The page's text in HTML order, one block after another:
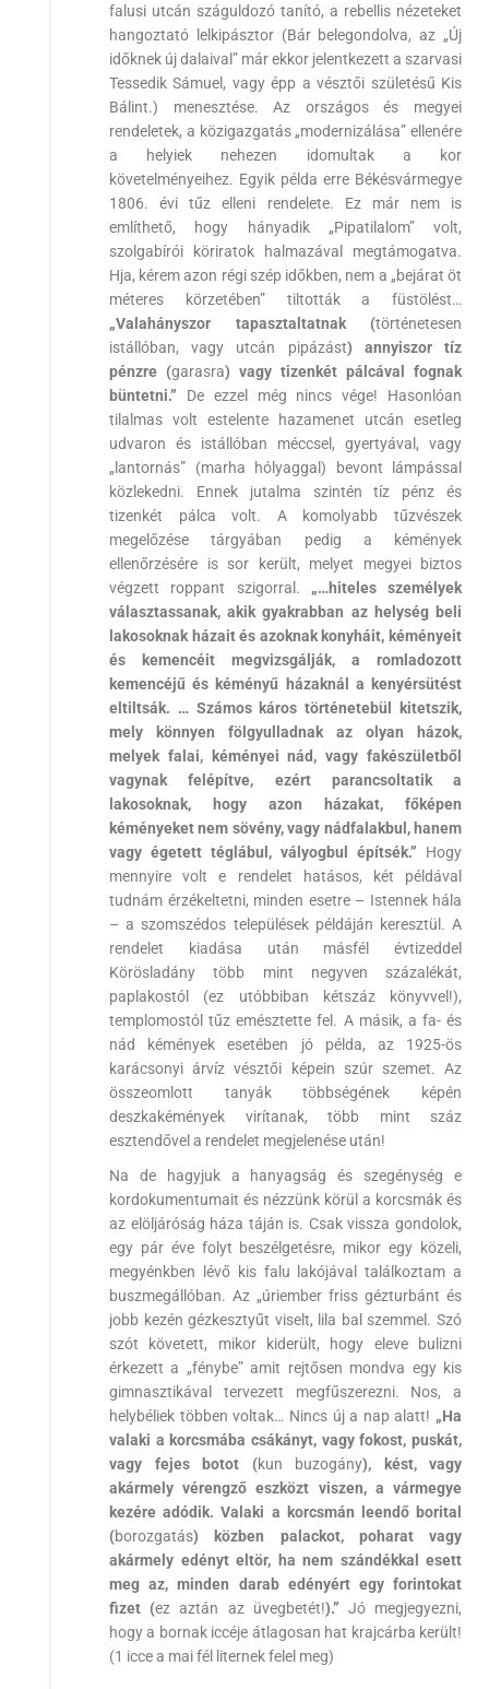
falusi utcán száguldozó tanító, a rebellis nézeteket
hangoztató lelkipásztor (Bár belegondolva, az „Új
időknek új dalaival” már ekkor jelentkezett a szarvasi
Tessedik Sámuel, vagy épp a vésztői születésű Kis
Bálint.) menesztése. Az országos és megyei
rendeletek, a közigazgatás „modernizálása” ellenére
a helyiek nehezen idomultak a kor
követelményeihez. Egyik példa erre Békésvármegye
1806. évi tűz elleni rendelete. Ez már nem is
említhető, hogy hányadik „Pipatilalom” volt,
szolgabírói köriratok halmazával megtámogatva.
Hja, kérem azon régi szép időkben, nem a „bejárat öt
méteres körzetében” tiltották a füstölést…
„Valahányszor tapasztaltatnak (történetesen
istállóban, vagy utcán pipázást) annyiszor tíz
pénzre (garasra) vagy tizenkét pálcával fognak
büntetni.” De ezzel még nincs vége! Hasonlóan
tilalmas volt estelente hazamenet utcán esetleg
udvaron és istállóban méccsel, gyertyával, vagy
„lantornás” (marha hólyaggal) bevont lámpással
közlekedni. Ennek jutalma szintén tíz pénz és
tizenkét pálca volt. A komolyabb tűzvészek
megelőzése tárgyában pedig a kémények
ellenőrzésére is sor került, melyet megyei biztos
végzett roppant szigorral. „…hiteles személyek
választassanak, akik gyakrabban az helység beli
lakosoknak házait és azoknak konyháit, kéményeit
és kemencéit megvizsgálják, a romladozott
kemencéjű és kéményű házaknál a kenyérsütést
eltiltsák. … Számos káros történetebül kitetszik,
mely könnyen fölgyulladnak az olyan házok,
melyek falai, kéményei nád, vagy fakészületből
vagynak felépítve, ezért parancsoltatik a
lakosoknak, hogy azon házakat, főképen
kéményeket nem sövény, vagy nádfalakbul, hanem
vagy égetett téglábul, vályogbul építsék.” Hogy
mennyire volt e rendelet hatásos, két példával
tudnám érzékeltetni, minden esetre – Istennek hála
– a szomszédos települések példáján keresztül. A
rendelet kiadása után másfél évtizeddel
Körösladány több mint negyven százalékát,
paplakostól (ez utóbbiban kétszáz könyvvel!),
templomostól tűz emésztette fel. A másik, a fa- és
nád kémények esetében jó példa, az 1925-ös
karácsonyi árvíz vésztői képein szúr szemet. Az
összeomlott tanyák többségének képén
deszkakémények virítanak, több mint száz
esztendővel a rendelet megjelenése után!
Na de hagyjuk a hanyagság és szegénység e
kordokumentumait és nézzünk körül a korcsmák és
az elöljáróság háza táján is. Csak vissza gondolok,
egy pár éve folyt beszélgetésre, mikor egy közeli,
megyénkben lévő kis falu lakójával találkoztam a
buszmegállóban. Az „úriember friss gézturbánt és
jobb kezén gézkesztyűt viselt, lila bal szemmel. Szó
szót követett, mikor kiderült, hogy eleve bulizni
érkezett a „fénybe” amit rejtősen mondva egy kis
gimnasztikával tervezett megfűszerezni. Nos, a
helybéliek többen voltak… Nincs új a nap alatt! „Ha
valaki a korcsmába csákányt, vagy fokost, puskát,
vagy fejes botot (kun buzogány), kést, vagy
akármely vérengző eszközt viszen, a vármegye
kezére adódik. Valaki a korcsmán leendő borital
(borozgatás) közben palackot, poharat vagy
akármely edényt eltör, ha nem szándékkal esett
meg az, minden darab edényért egy forintokat
fizet (ez aztán az üvegbetét!).” Jó megjegyezni,
hogy a bornak iccéje átlagosan hat krajcárba került!
(1 icce a mai fél liternek felel meg)